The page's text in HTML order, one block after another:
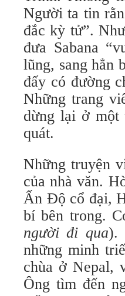
Người ta tin
đắc kỳ tử”.
đưa Sabana
lũng, sang hẳn
đấy có đường
Những trang
dừng lại ở một
quát.
Những truyện
của nhà văn.
Ấn Độ cổ đại,
bí bên trong.
người đi qua).
những minh
chùa ở Nepal,
Ông tìm đến